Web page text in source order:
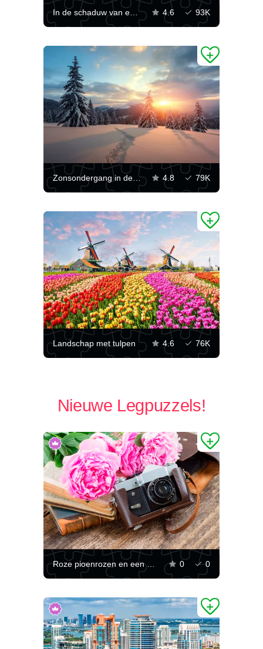
In de schaduw van een boom 4.6 93K
Zonsondergang in de Karpaten 4.8 79K
Landschap met tulpen 4.6 76K
Nieuwe Legpuzzels!
Roze pioenrozen en een vintage camera 0 0